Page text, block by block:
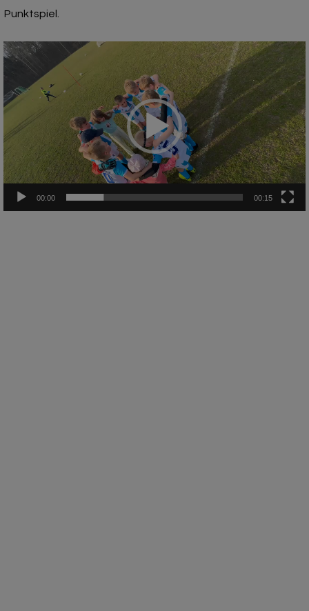
Punktspiel.
Video-
Player
00:00 00:15